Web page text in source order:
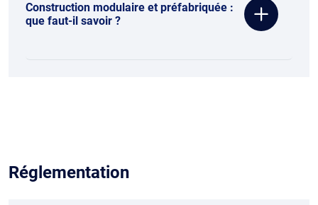
Construction modulaire et préfabriquée :
que faut-il savoir ?
Réglementation